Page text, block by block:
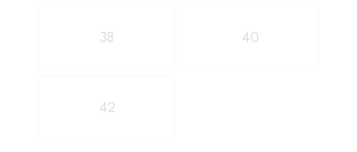
38 40
42